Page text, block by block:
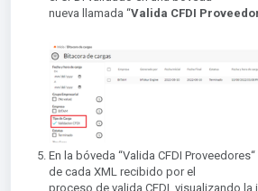
nueva llamada “Valida CFDI
En la bóveda “Valida CFDI
de cada XML recibido por el
proceso de valida CFDI, visualizando